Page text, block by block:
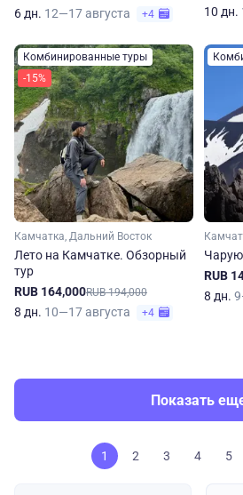
6 дн. 12—17 августа +4
10 дн.
Комбинированные туры
-15%
Камчатка, Дальний Восток
Лето на Камчатке. Обзорный
тур
RUB 164,000RUB 194,000
8 дн. 10—17 августа +4
RUB
8 дн.
Показать
1 2 3 4 5